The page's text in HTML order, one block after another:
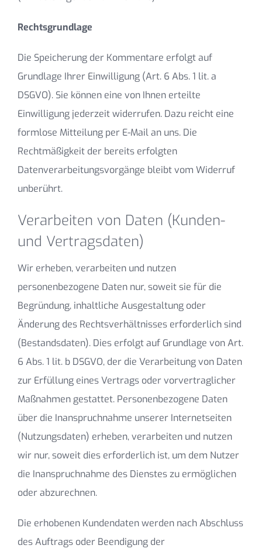
Rechtsgrundlage
Die Speicherung der Kommentare erfolgt auf
Grundlage Ihrer Einwilligung (Art. 6 Abs. 1 lit. a
DSGVO). Sie können eine von Ihnen erteilte
Einwilligung jederzeit widerrufen. Dazu reicht eine
formlose Mitteilung per E-Mail an uns. Die
Rechtmäßigkeit der bereits erfolgten
Datenverarbeitungsvorgänge bleibt vom Widerruf
unberührt.
Verarbeiten von Daten (Kunden-
und Vertragsdaten)
Wir erheben, verarbeiten und nutzen
personenbezogene Daten nur, soweit sie für die
Begründung, inhaltliche Ausgestaltung oder
Änderung des Rechtsverhältnisses erforderlich sind
(Bestandsdaten). Dies erfolgt auf Grundlage von Art.
6 Abs. 1 lit. b DSGVO, der die Verarbeitung von Daten
zur Erfüllung eines Vertrags oder vorvertraglicher
Maßnahmen gestattet. Personenbezogene Daten
über die Inanspruchnahme unserer Internetseiten
(Nutzungsdaten) erheben, verarbeiten und nutzen
wir nur, soweit dies erforderlich ist, um dem Nutzer
die Inanspruchnahme des Dienstes zu ermöglichen
oder abzurechnen.
Die erhobenen Kundendaten werden nach Abschluss
des Auftrags oder Beendigung der